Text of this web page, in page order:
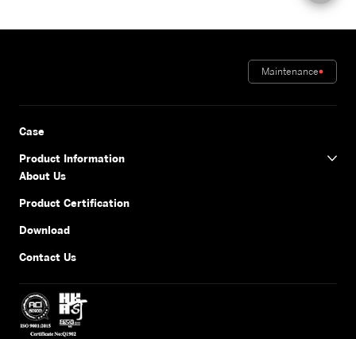
Maintenance
Case
Product Information
About Us
Product Certification
Download
Contact Us